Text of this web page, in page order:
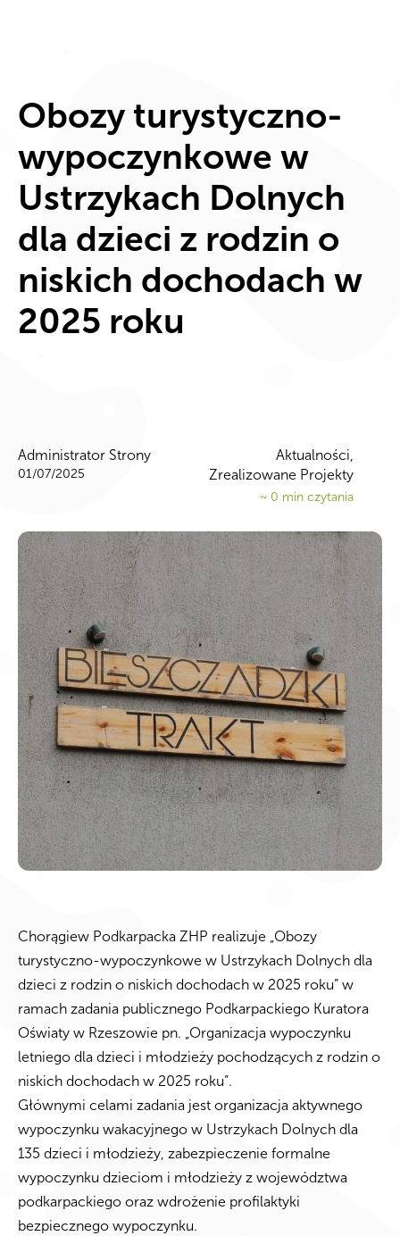
Obozy turystyczno-
wypoczynkowe w
Ustrzykach Dolnych
dla dzieci z rodzin o
niskich dochodach w
2025 roku
Administrator Strony
01/07/2025
Aktualności,
Zrealizowane Projekty
~ 0 min czytania
Chorągiew Podkarpacka ZHP realizuje „Obozy
turystyczno-wypoczynkowe w Ustrzykach Dolnych dla
dzieci z rodzin o niskich dochodach w 2025 roku” w
ramach zadania publicznego Podkarpackiego Kuratora
Oświaty w Rzeszowie pn. „Organizacja wypoczynku
letniego dla dzieci i młodzieży pochodzących z rodzin o
niskich dochodach w 2025 roku”.
Głównymi celami zadania jest organizacja aktywnego
wypoczynku wakacyjnego w Ustrzykach Dolnych dla
135 dzieci i młodzieży, zabezpieczenie formalne
wypoczynku dzieciom i młodzieży z województwa
podkarpackiego oraz wdrożenie profilaktyki
bezpiecznego wypoczynku.